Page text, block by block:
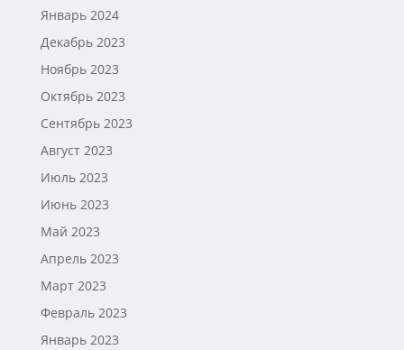
Январь 2024
Декабрь 2023
Ноябрь 2023
Октябрь 2023
Сентябрь 2023
Август 2023
Июль 2023
Июнь 2023
Май 2023
Апрель 2023
Март 2023
Февраль 2023
Январь 2023